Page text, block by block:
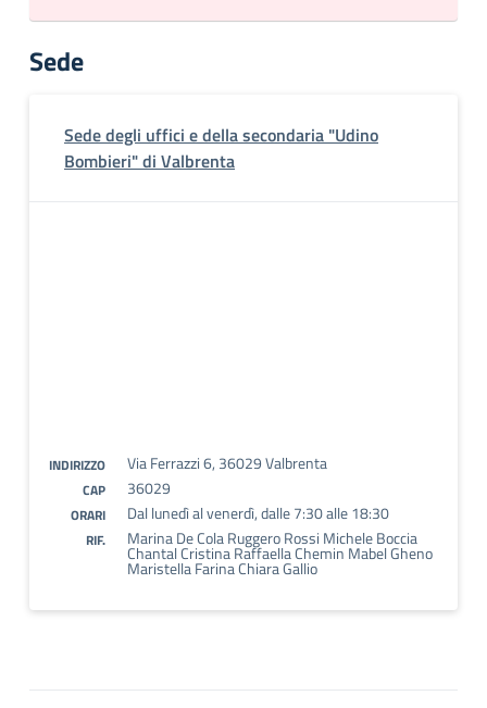
Sede
Sede degli uffici e della secondaria "Udino
Bombieri" di Valbrenta
INDIRIZZO Via Ferrazzi 6, 36029 Valbrenta
CAP 36029
ORARI Dal lunedì al venerdì, dalle 7:30 alle 18:30
RIF. Marina De Cola Ruggero Rossi Michele Boccia
Chantal Cristina Raffaella Chemin Mabel Gheno
Maristella Farina Chiara Gallio